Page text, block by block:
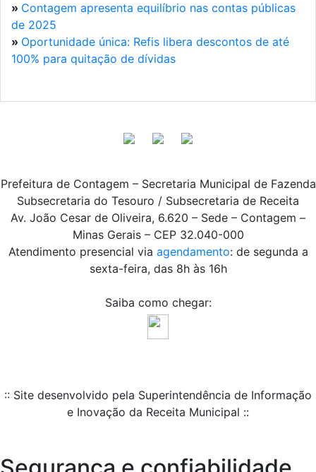
» Contagem apresenta equilíbrio nas contas públicas
de 2025
» Oportunidade única: Refis libera descontos de até
100% para quitação de dívidas
Prefeitura de Contagem – Secretaria Municipal de Fazenda
Subsecretaria do Tesouro / Subsecretaria de Receita
Av. João Cesar de Oliveira, 6.620 – Sede – Contagem –
Minas Gerais – CEP 32.040-000
Atendimento presencial via agendamento: de segunda a
sexta-feira, das 8h às 16h
Saiba como chegar:
:: Site desenvolvido pela Superintendência de Informação
e Inovação da Receita Municipal ::